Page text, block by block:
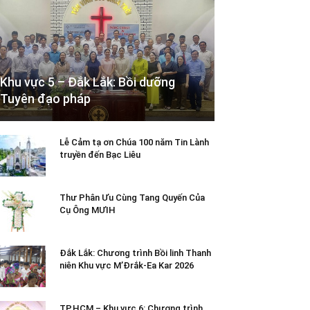
Khu vực 5 – Đắk Lắk: Bồi dưỡng
Tuyên đạo pháp
Lễ Cảm tạ ơn Chúa 100 năm Tin Lành
truyền đến Bạc Liêu
Thư Phân Ưu Cùng Tang Quyến Của
Cụ Ông MƯIH
Đắk Lắk: Chương trình Bồi linh Thanh
niên Khu vực M’Đrắk-Ea Kar 2026